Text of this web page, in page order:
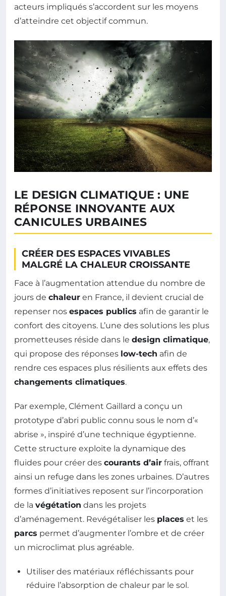
acteurs impliqués s’accordent sur les moyens
d’atteindre cet objectif commun.
LE DESIGN CLIMATIQUE : UNE
RÉPONSE INNOVANTE AUX
CANICULES URBAINES
CRÉER DES ESPACES VIVABLES
MALGRÉ LA CHALEUR CROISSANTE
Face à l’augmentation attendue du nombre de
jours de chaleur en France, il devient crucial de
repenser nos espaces publics afin de garantir le
confort des citoyens. L’une des solutions les plus
prometteuses réside dans le design climatique,
qui propose des réponses low-tech afin de
rendre ces espaces plus résilients aux effets des
changements climatiques.
Par exemple, Clément Gaillard a conçu un
prototype d’abri public connu sous le nom d’«
abrise », inspiré d’une technique égyptienne.
Cette structure exploite la dynamique des
fluides pour créer des courants d’air frais, offrant
ainsi un refuge dans les zones urbaines. D’autres
formes d’initiatives reposent sur l’incorporation
de la végétation dans les projets
d’aménagement. Revégétaliser les places et les
parcs permet d’augmenter l’ombre et de créer
un microclimat plus agréable.
Utiliser des matériaux réfléchissants pour
réduire l’absorption de chaleur par le sol.